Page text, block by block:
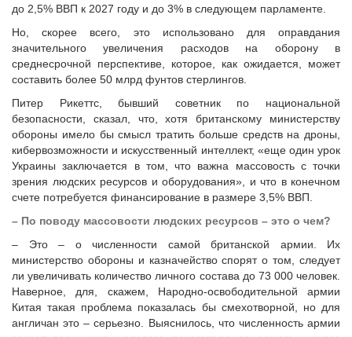
до 2,5% ВВП к 2027 году и до 3% в следующем парламенте.
Но, скорее всего, это использовано для оправдания
значительного увеличения расходов на оборону в
среднесрочной перспективе, которое, как ожидается, может
составить более 50 млрд фунтов стерлингов.
Питер Рикеттс, бывший советник по национальной
безопасности, сказал, что, хотя британскому министерству
обороны имело бы смысл тратить больше средств на дроны,
кибервозможности и искусственный интеллект, «еще один урок
Украины заключается в том, что важна массовость с точки
зрения людских ресурсов и оборудования», и что в конечном
счете потребуется финансирование в размере 3,5% ВВП.
–​ По поводу массовости людских ресурсов – это о чем?
– Это – о численности самой британской армии. Их
министерство обороны и казначейство спорят о том, следует
ли увеличивать количество личного состава до 73 000 человек.
Наверное, для, скажем, Народно-освободительной армии
Китая такая проблема показалась бы смехотворной, но для
англичан это – серьезно. Выяснилось, что численность армии